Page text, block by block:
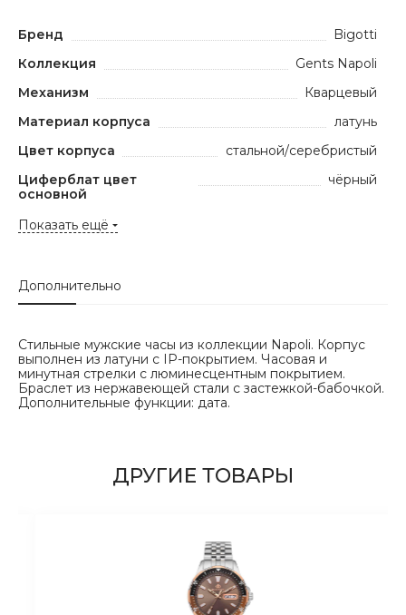
Бренд
Bigotti
Коллекция
Gents Napoli
Механизм
Кварцевый
Материал корпуса
латунь
Цвет корпуса
стальной/серебристый
Циферблат цвет
основной
чёрный
Показать ещё
Дополнительно
Стильные мужские часы из коллекции Napoli. Корпус
выполнен из латуни с IP-покрытием. Часовая и
минутная стрелки с люминесцентным покрытием.
Браслет из нержавеющей стали с застежкой-бабочкой.
Дополнительные функции: дата.
ДРУГИЕ ТОВАРЫ